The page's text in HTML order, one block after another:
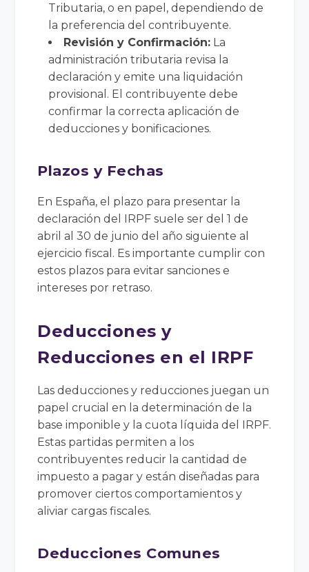
Tributaria, o en papel, dependiendo de
la preferencia del contribuyente.
Revisión y Confirmación: La
administración tributaria revisa la
declaración y emite una liquidación
provisional. El contribuyente debe
confirmar la correcta aplicación de
deducciones y bonificaciones.
Plazos y Fechas
En España, el plazo para presentar la
declaración del IRPF suele ser del 1 de
abril al 30 de junio del año siguiente al
ejercicio fiscal. Es importante cumplir con
estos plazos para evitar sanciones e
intereses por retraso.
Deducciones y
Reducciones en el IRPF
Las deducciones y reducciones juegan un
papel crucial en la determinación de la
base imponible y la cuota líquida del IRPF.
Estas partidas permiten a los
contribuyentes reducir la cantidad de
impuesto a pagar y están diseñadas para
promover ciertos comportamientos y
aliviar cargas fiscales.
Deducciones Comunes